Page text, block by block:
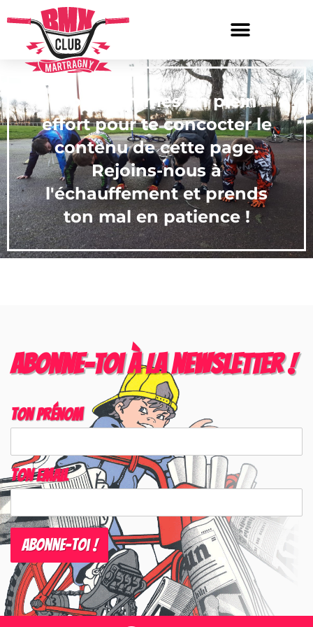
Nous sommes en plein
effort pour te concocter le
contenu de cette page.
Rejoins-nous à
l'échauffement et prends
ton mal en patience !
Abonne-toi à la newsletter !
Ton prénom
Ton email